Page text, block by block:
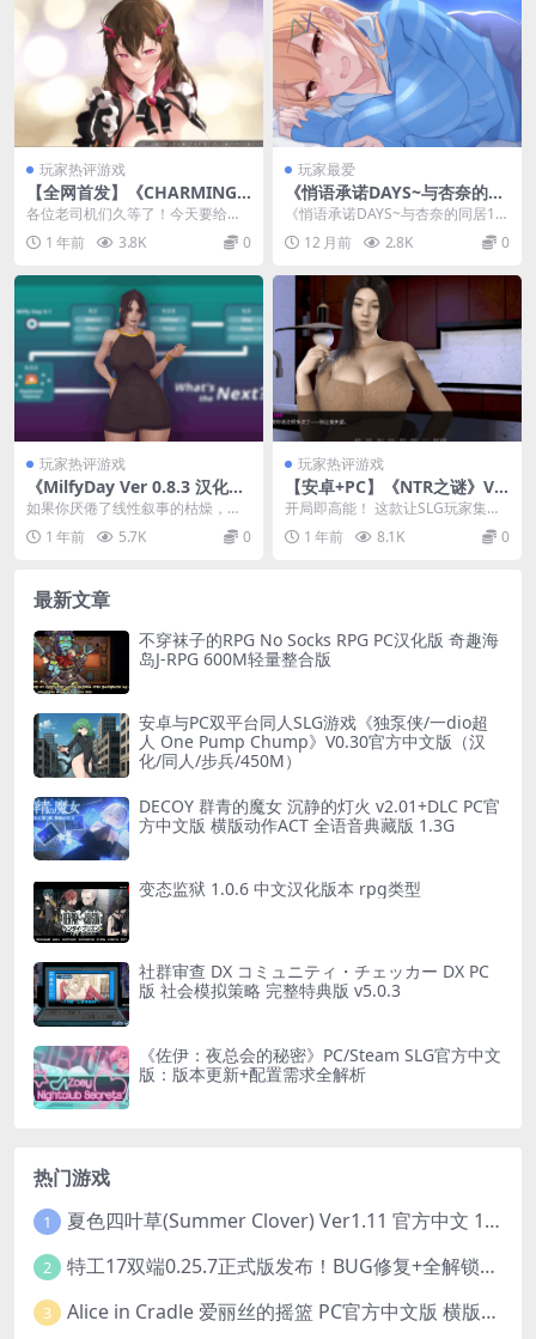
玩家热评游戏
【全网首发】《CHARMING
HEART V250319》深度评
测：全动态亚洲风SLG的沉浸
式恋爱体验
各位老司机们久等了！今天要给大
家安利这款直接让我通宵爆肝的宝
藏级亚洲风SLG——...
1 年前 3.8K 0
玩家最爱
《悄语承诺DAYS~与杏奈的同
居14日~》官方中文版｜PC平
台养成SLG游戏
《悄语承诺DAYS~与杏奈的同居14
日~》是一款在PC平台上非常值得
体验的养成S...
12 月前 2.8K 0
玩家热评游戏
《MilfyDay Ver 0.8.3 汉化
版》 沙盒动态叙事与沉浸式家
庭剧情的完美融合​
如果你厌倦了线性叙事的枯燥，​​
《MilfyDay》的0.8.3汉化版​​绝对
能...1 年前 5.7K 0
玩家热评游戏
【安卓+PC】《NTR之谜》V0.
15更新速报：剧情炸裂！双端
丝滑体验+800+动态演出
开局即高能！​​ 这款让SLG玩家集体
破防的《NTR之谜》V0.15版本，直
接把...1 年前 8.1K 0
最新文章
不穿袜子的RPG No Socks RPG PC汉化版 奇趣海
岛J-RPG 600M轻量整合版
安卓与PC双平台同人SLG游戏《独泵侠/一dio超
人 One Pump Chump》V0.30官方中文版（汉
化/同人/步兵/450M）
DECOY 群青的魔女 沉静的灯火 v2.01+DLC PC官
方中文版 横版动作ACT 全语音典藏版 1.3G
变态监狱 1.0.6 中文汉化版本 rpg类型
社群审查 DX コミュニティ・チェッカー DX PC
版 社会模拟策略 完整特典版 v5.0.3
《佐伊：夜总会的秘密》PC/Steam SLG官方中文
版：版本更新+配置需求全解析
热门游戏
1 夏色四叶草(Summer Clover) Ver1.11 官方中文 1+4.35G 全CG 有CV 百度盘版本
2 特工17双端0.25.7正式版发布！BUG修复+全解锁存档+赞助码合集（安卓/PC/中文/动态）
3 Alice in Cradle 爱丽丝的摇篮 PC官方中文版 横版动作ACT 手绘幻想风 v0.29g 完整体验版